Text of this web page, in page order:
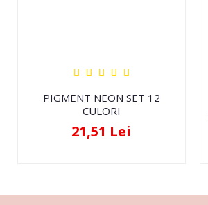
PIGMENT NEON SET 12
CULORI
21,51 Lei